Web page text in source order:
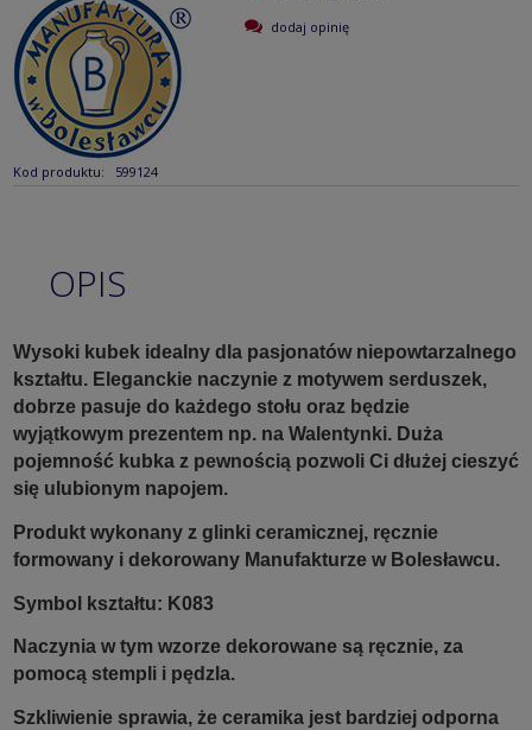
Kod produktu: 599124
dodaj opinię
OPIS
Wysoki kubek idealny dla pasjonatów niepowtarzalnego
kształtu. Eleganckie naczynie z motywem serduszek,
dobrze pasuje do każdego stołu oraz będzie
wyjątkowym prezentem np. na Walentynki. Duża
pojemność kubka z pewnością pozwoli Ci dłużej cieszyć
się ulubionym napojem.
Produkt wykonany z glinki ceramicznej, ręcznie
formowany i dekorowany Manufakturze w Bolesławcu.
Symbol kształtu: K083
Naczynia w tym wzorze dekorowane są ręcznie, za
pomocą stempli i pędzla.
Szkliwienie sprawia, że ceramika jest bardziej odporna